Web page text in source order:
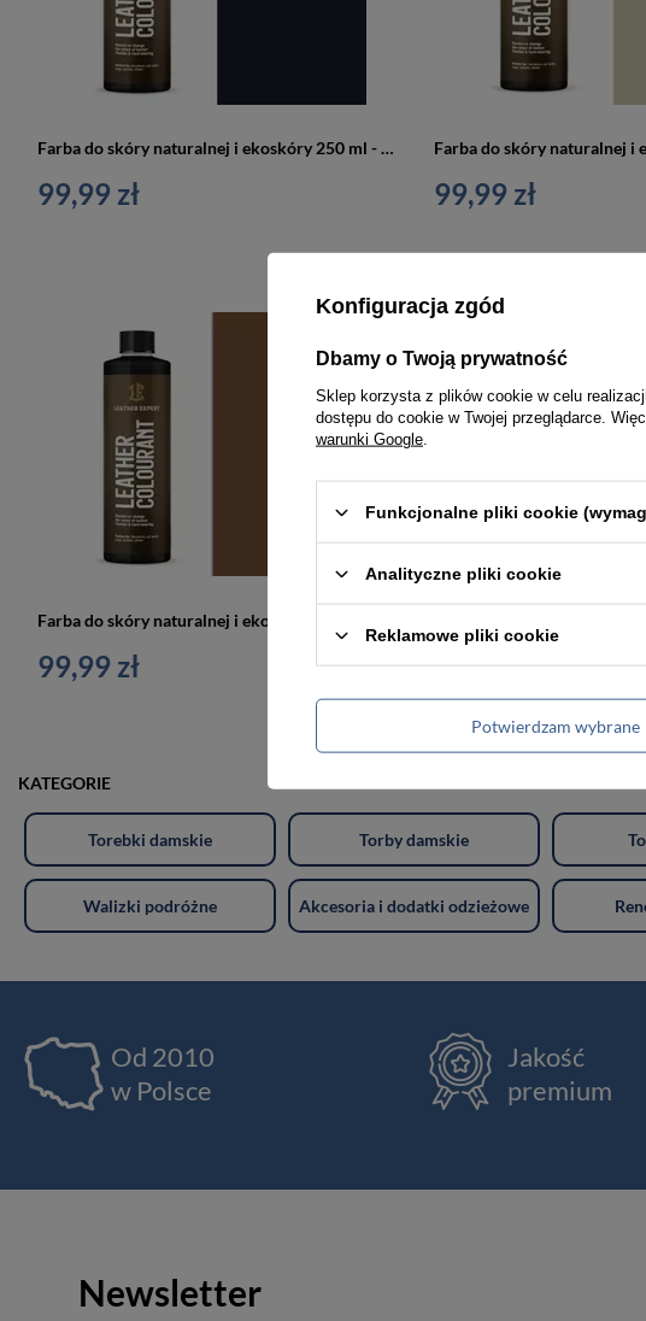
Farba do skóry naturalnej i ekoskóry 250 ml - Leather expert
99,99 zł 99,99 zł
99,99 zł
KATEGORIE
Torebki damskie Torby damskie
Walizki podróżne Akcesoria i dodatki odzieżowe
Od 2010
w Polsce
Jakość
premium
Newsletter
Konfiguracja zgód
Dbamy o Twoją prywatność
Sklep korzysta z plików cookie w celu
dostępu do cookie w Twojej przeglądarce.
warunki Google
Funkcjonalne pliki cookie
Analityczne pliki cookie
Reklamowe pliki cookie
Potwierdzam wybrane